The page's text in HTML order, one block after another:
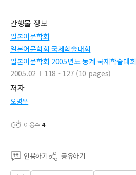
간행물 정보
일본어문학회
일본어문학회 국제학술대회
일본어문학회 2005년도 동계 국제학술대회
2005.02
118 - 127 (10 pages)
저자
오병우
이용수4
인용하기 공유하기